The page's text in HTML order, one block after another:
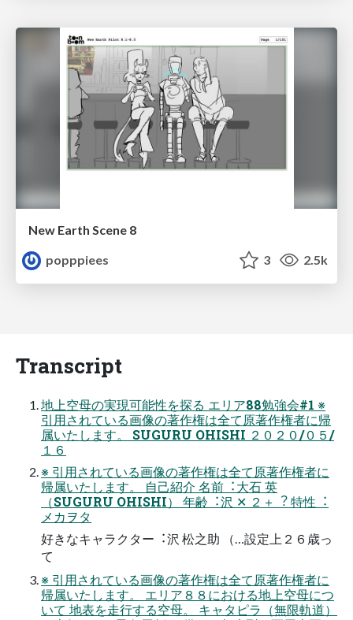
New Earth Scene 8
popppiees
3 2.5k
Transcript
地上空⺟の実現可能性を探る エリア88勉強会#1 ※
引⽤されている画像の著作権は全て原著作権者に帰
属いたします。 SUGURU OHISHI ２０２０/０５/
１６
※ 引⽤されている画像の著作権は全て原著作権者に
帰属いたします。 ⾃⼰紹介 名前︓⼤⽯ 英
（SUGURU OHISHI） 年齢︓沢 ✕ ２＋︖ 特性︓
メカヲタ
好きなキャラクター︓沢 松之助 （…設定上２６歳っ
て
※ 引⽤されている画像の著作権は全て原著作権者に
帰属いたします。 エリア８８における地上空⺟につ
いて 地表を⾛⾏する空⺟。 キャタピラ（無限軌道）